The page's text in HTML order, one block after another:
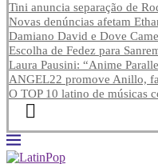
Tini anuncia separação de
Novas denúncias afetam
Damiano David e Dove
Escolha de Fedez para
Laura Pausini: “Anime
ANGEL22 promove Anillo,
O TOP 10 latino de músicas